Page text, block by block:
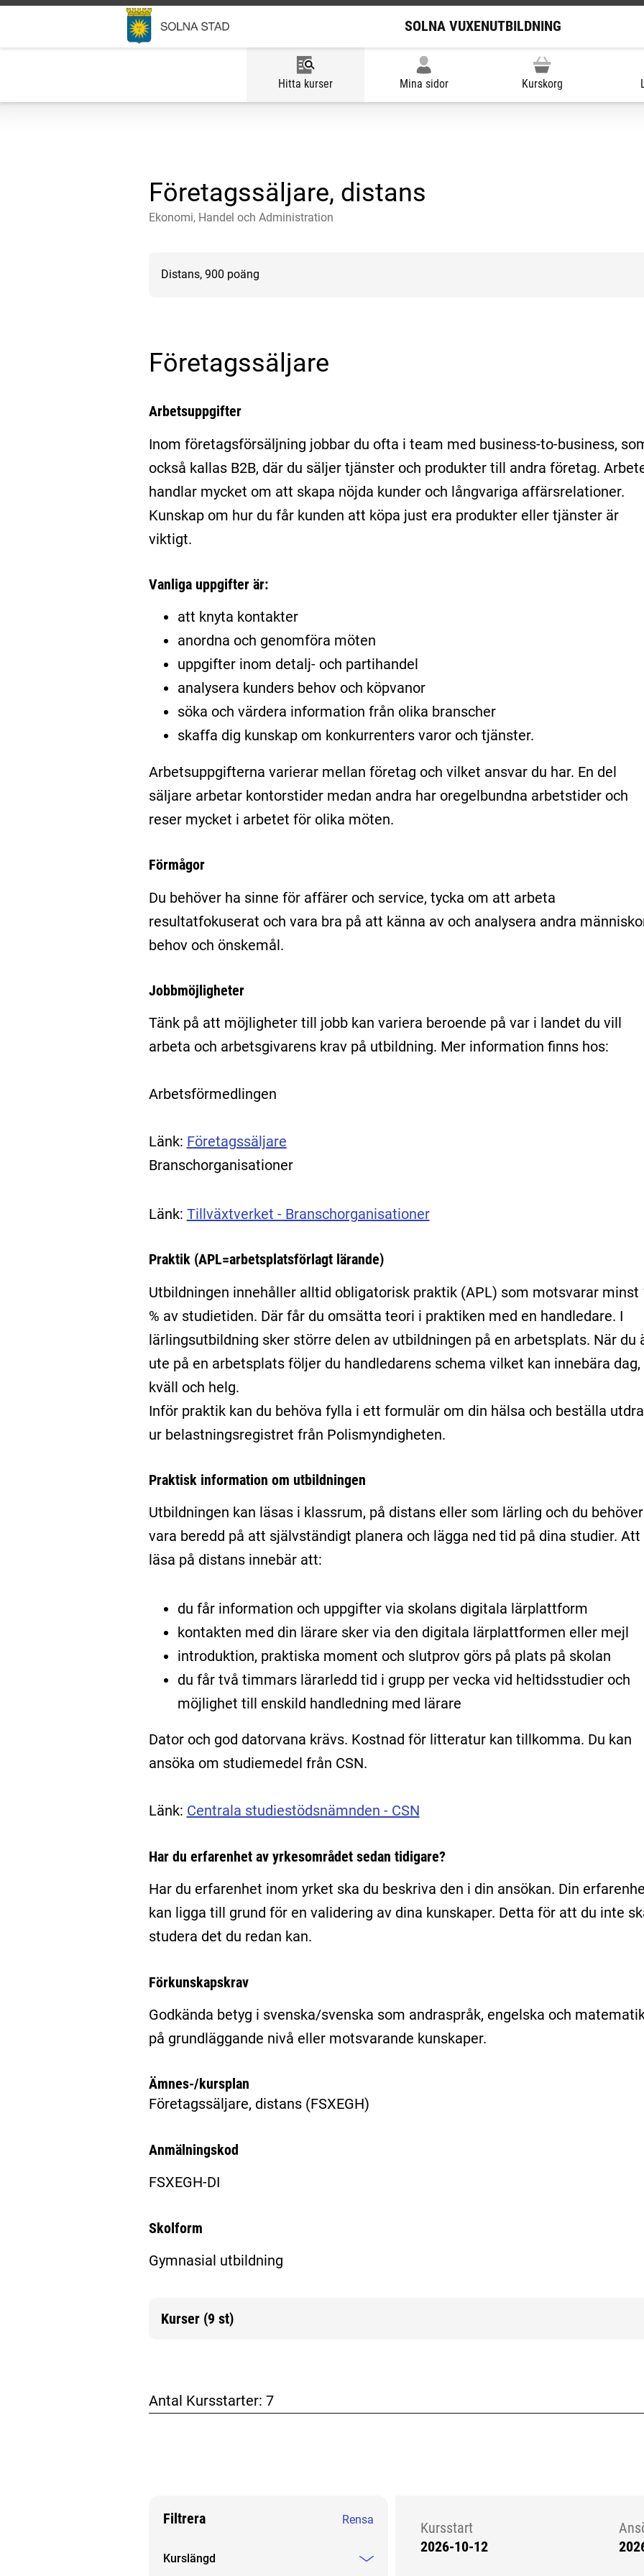
SOLNA VUXENUTBILDNING
Hitta kurser Mina sidor Kurskorg
Företagssäljare, distans
Ekonomi, Handel och Administration
Distans, 900 poäng
Företagssäljare
Arbetsuppgifter
Inom företagsförsäljning jobbar du ofta i team med business-to-business,
också kallas B2B, där du säljer tjänster och produkter till andra företag.
handlar mycket om att skapa nöjda kunder och långvariga affärsrelationer.
Kunskap om hur du får kunden att köpa just era produkter eller tjänster är
viktigt.
Vanliga uppgifter är:
att knyta kontakter
anordna och genomföra möten
uppgifter inom detalj- och partihandel
analysera kunders behov och köpvanor
söka och värdera information från olika branscher
skaffa dig kunskap om konkurrenters varor och tjänster.
Arbetsuppgifterna varierar mellan företag och vilket ansvar du har. En del
säljare arbetar kontorstider medan andra har oregelbundna arbetstider och
reser mycket i arbetet för olika möten.
Förmågor
Du behöver ha sinne för affärer och service, tycka om att arbeta
resultatfokuserat och vara bra på att känna av och analysera andra
behov och önskemål.
Jobbmöjligheter
Tänk på att möjligheter till jobb kan variera beroende på var i landet du vill
arbeta och arbetsgivarens krav på utbildning. Mer information finns hos:
Arbetsförmedlingen
Länk: Företagssäljare
Branschorganisationer
Länk: Tillväxtverket - Branschorganisationer
Praktik (APL=arbetsplatsförlagt lärande)
Utbildningen innehåller alltid obligatorisk praktik (APL) som motsvarar minst
% av studietiden. Där får du omsätta teori i praktiken med en handledare. I
lärlingsutbildning sker större delen av utbildningen på en arbetsplats. När du
ute på en arbetsplats följer du handledarens schema vilket kan innebära dag,
kväll och helg.
Inför praktik kan du behöva fylla i ett formulär om din hälsa och beställa
ur belastningsregistret från Polismyndigheten.
Praktisk information om utbildningen
Utbildningen kan läsas i klassrum, på distans eller som lärling och du behöver
vara beredd på att självständigt planera och lägga ned tid på dina studier. Att
läsa på distans innebär att:
du får information och uppgifter via skolans digitala lärplattform
kontakten med din lärare sker via den digitala lärplattformen eller mejl
introduktion, praktiska moment och slutprov görs på plats på skolan
du får två timmars lärarledd tid i grupp per vecka vid heltidsstudier och
möjlighet till enskild handledning med lärare
Dator och god datorvana krävs. Kostnad för litteratur kan tillkomma. Du kan
ansöka om studiemedel från CSN.
Länk: Centrala studiestödsnämnden - CSN
Har du erfarenhet av yrkesområdet sedan tidigare?
Har du erfarenhet inom yrket ska du beskriva den i din ansökan. Din
kan ligga till grund för en validering av dina kunskaper. Detta för att du inte
studera det du redan kan.
Förkunskapskrav
Godkända betyg i svenska/svenska som andraspråk, engelska och
på grundläggande nivå eller motsvarande kunskaper.
Ämnes-/kursplan
Företagssäljare, distans (FSXEGH)
Anmälningskod
FSXEGH-DI
Skolform
Gymnasial utbildning
Kurser (9 st)
Mer information
Antal Kursstarter: 7
Filtrera Rensa
Filtrera sökresultat
Kurslängd
Kursstart
2026-10-12